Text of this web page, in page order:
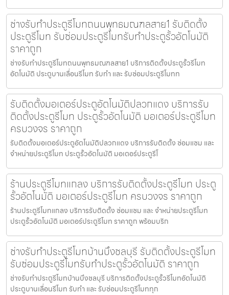
ช่างรับทำประตูรีโมทถนนพุทธมณฑลสาย1 รับติดตั้ง
ประตูรีโมท รับซ่อมประตูรีโมทรับทำประตูรั้วอัตโนมัติ
ราคาถูก
ช่างรับทำประตูรีโมทถนนพุทธมณฑลสาย1 บริการติดตั้งประตูรั้วรีโมท
อัตโนมัติ ประตูบานเลื่อนรีโมท รับทำ และ รับซ่อมประตูรีโมทท
รับติดตั้งมอเตอร์ประตูอัตโนมัติปลวกแดง บริการรับ
ติดตั้งประตูรีโมท ประตูรั้วอัตโนมัติ มอเตอร์ประตูรีโมท
ครบวงจร ราคาถูก
รับติดตั้งมอเตอร์ประตูอัตโนมัติปลวกแดง บริการรับติดตั้ง ซ่อมแซม และ
จำหน่ายประตูรีโมท ประตูรั้วอัตโนมัติ มอเตอร์ประตูรีโ
ร้านประตูรีโมทแกลง บริการรับติดตั้งประตูรีโมท ประตู
รั้วอัตโนมัติ มอเตอร์ประตูรีโมท ครบวงจร ราคาถูก
ร้านประตูรีโมทแกลง บริการรับติดตั้ง ซ่อมแซม และ จำหน่ายประตูรีโมท
ประตูรั้วอัตโนมัติ มอเตอร์ประตูรีโมท ราคาถูก พร้อมบริก
ช่างรับทำประตูรีโมทบ้านบึงชลบุรี รับติดตั้งประตูรีโมท
รับซ่อมประตูรีโมทรับทำประตูรั้วอัตโนมัติ ราคาถูก
ช่างรับทำประตูรีโมทบ้านบึงชลบุรี บริการติดตั้งประตูรั้วรีโมทอัตโนมัติ
ประตูบานเลื่อนรีโมท รับทำ และ รับซ่อมประตูรีโมททุก